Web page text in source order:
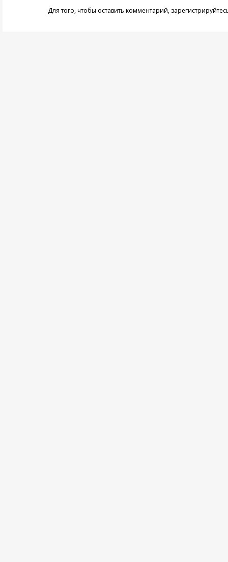
Для того, чтобы оставить комментарий,